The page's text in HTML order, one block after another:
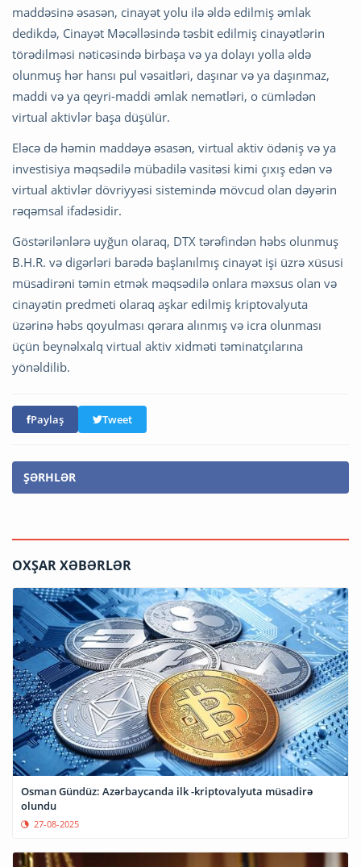
maddəsinə əsasən, cinayət yolu ilə əldə edilmiş əmlak
dedikdə, Cinayət Məcəlləsində təsbit edilmiş cinayətlərin
törədilməsi nəticəsində birbaşa və ya dolayı yolla əldə
olunmuş hər hansı pul vəsaitləri, daşınar və ya daşınmaz,
maddi və ya qeyri-maddi əmlak nemətləri, o cümlədən
virtual aktivlər başa düşülür.
Eləcə də həmin maddəyə əsasən, virtual aktiv ödəniş və ya
investisiya məqsədilə mübadilə vasitəsi kimi çıxış edən və
virtual aktivlər dövriyyəsi sistemində mövcud olan dəyərin
rəqəmsal ifadəsidir.
Göstərilənlərə uyğun olaraq, DTX tərəfindən həbs olunmuş
B.H.R. və digərləri barədə başlanılmış cinayət işi üzrə xüsusi
müsadirəni təmin etmək məqsədilə onlara məxsus olan və
cinayətin predmeti olaraq aşkar edilmiş kriptovalyuta
üzərinə həbs qoyulması qərara alınmış və icra olunması
üçün beynəlxalq virtual aktiv xidməti təminatçılarına
yönəldilib.
Paylaş Tweet
ŞƏRHLƏR
OXŞAR XƏBƏRLƏR
Osman Gündüz: Azərbaycanda ilk -kriptovalyuta müsadirə
olundu
27-08-2025